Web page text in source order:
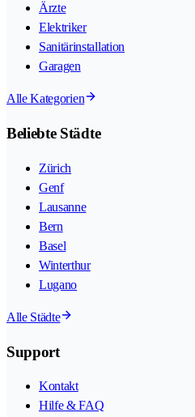
Ärzte
Elektriker
Sanitärinstallation
Garagen
Alle Kategorien
Beliebte Städte
Zürich
Genf
Lausanne
Bern
Basel
Winterthur
Lugano
Alle Städte
Support
Kontakt
Hilfe & FAQ